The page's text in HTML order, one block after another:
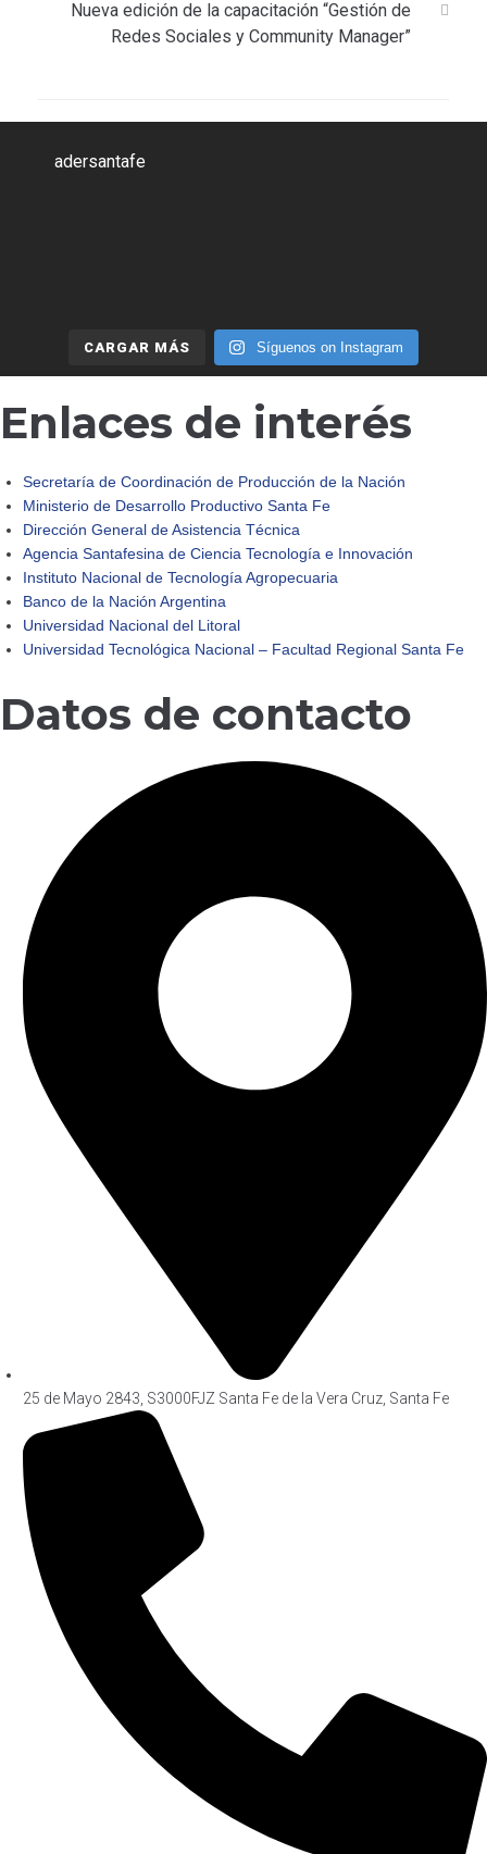
Nueva edición de la capacitación “Gestión de
Redes Sociales y Community Manager”
adersantafe
CARGAR MÁS Síguenos on Instagram
Enlaces de interés
Secretaría de Coordinación de Producción de la Nación
Ministerio de Desarrollo Productivo Santa Fe
Dirección General de Asistencia Técnica
Agencia Santafesina de Ciencia Tecnología e Innovación
Instituto Nacional de Tecnología Agropecuaria
Banco de la Nación Argentina
Universidad Nacional del Litoral
Universidad Tecnológica Nacional – Facultad Regional Santa Fe
Datos de contacto
25 de Mayo 2843, S3000FJZ Santa Fe de la Vera Cruz, Santa Fe